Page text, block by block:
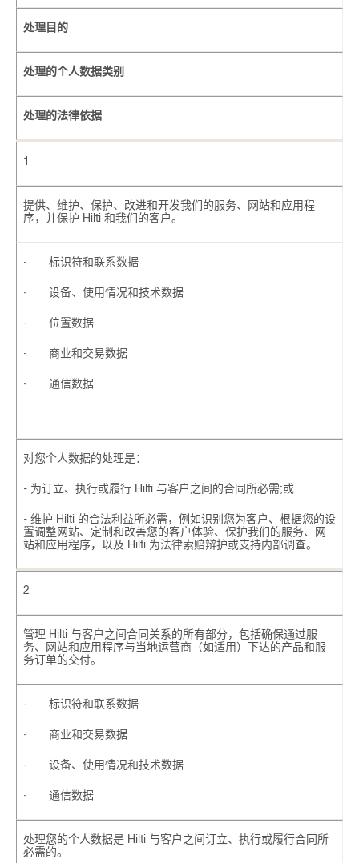
处理目的
处理的个人数据类别
处理的法律依据
1
提供、维护、保护、改进和开发我们的服务、网站和应用程
序，并保护 Hilti 和我们的客户。
· 标识符和联系数据
· 设备、使用情况和技术数据
· 位置数据
· 商业和交易数据
· 通信数据
对您个人数据的处理是：
- 为订立、执行或履行 Hilti 与客户之间的合同所必需;或
- 维护 Hilti 的合法利益所必需，例如识别您为客户、根据您的设
置调整网站、定制和改善您的客户体验、保护我们的服务、网
站和应用程序，以及 Hilti 为法律索赔辩护或支持内部调查。
2
管理 Hilti 与客户之间合同关系的所有部分，包括确保通过服
务、网站和应用程序与当地运营商（如适用）下达的产品和服
务订单的交付。
· 标识符和联系数据
· 商业和交易数据
· 设备、使用情况和技术数据
· 通信数据
处理您的个人数据是 Hilti 与客户之间订立、执行或履行合同所
必需的。